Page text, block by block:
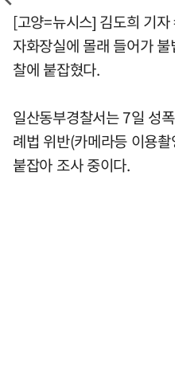
[고양=뉴시스] 김도희 기
자화장실에 몰래 들어가
찰에 붙잡혔다.
일산동부경찰서는 7일 성
례법 위반(카메라등 이용
붙잡아 조사 중이다.